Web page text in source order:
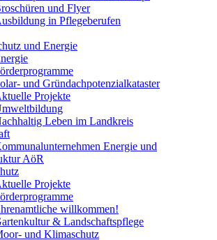
und Flyer
in Pflegeberufen
und Energie
und Gründachpotenzialkataster
Projekte
Leben im Landkreis
Energie und
AöR
Projekte
willkommen!
& Landschaftspflege
und Klimaschutz